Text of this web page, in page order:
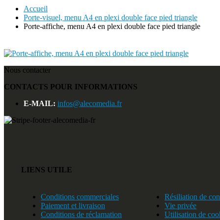
Accueil
Porte-visuel, menu A4 en plexi double face pied triangle
Porte-affiche, menu A4 en plexi double face pied triangle
Nous contacter
CONTACTS POUR INFORMATIONS
E-MAIL: infos@alecomedia.fr
LIENS UTILE
Conditions commerciales
Paiement et livraison
Conditions de réclamation
Résiliation de
Vie privée
Utilisation de